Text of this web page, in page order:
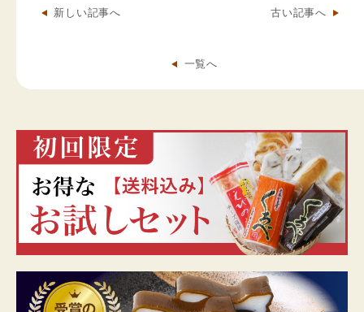
新しい記事へ 古い記事へ
一覧へ